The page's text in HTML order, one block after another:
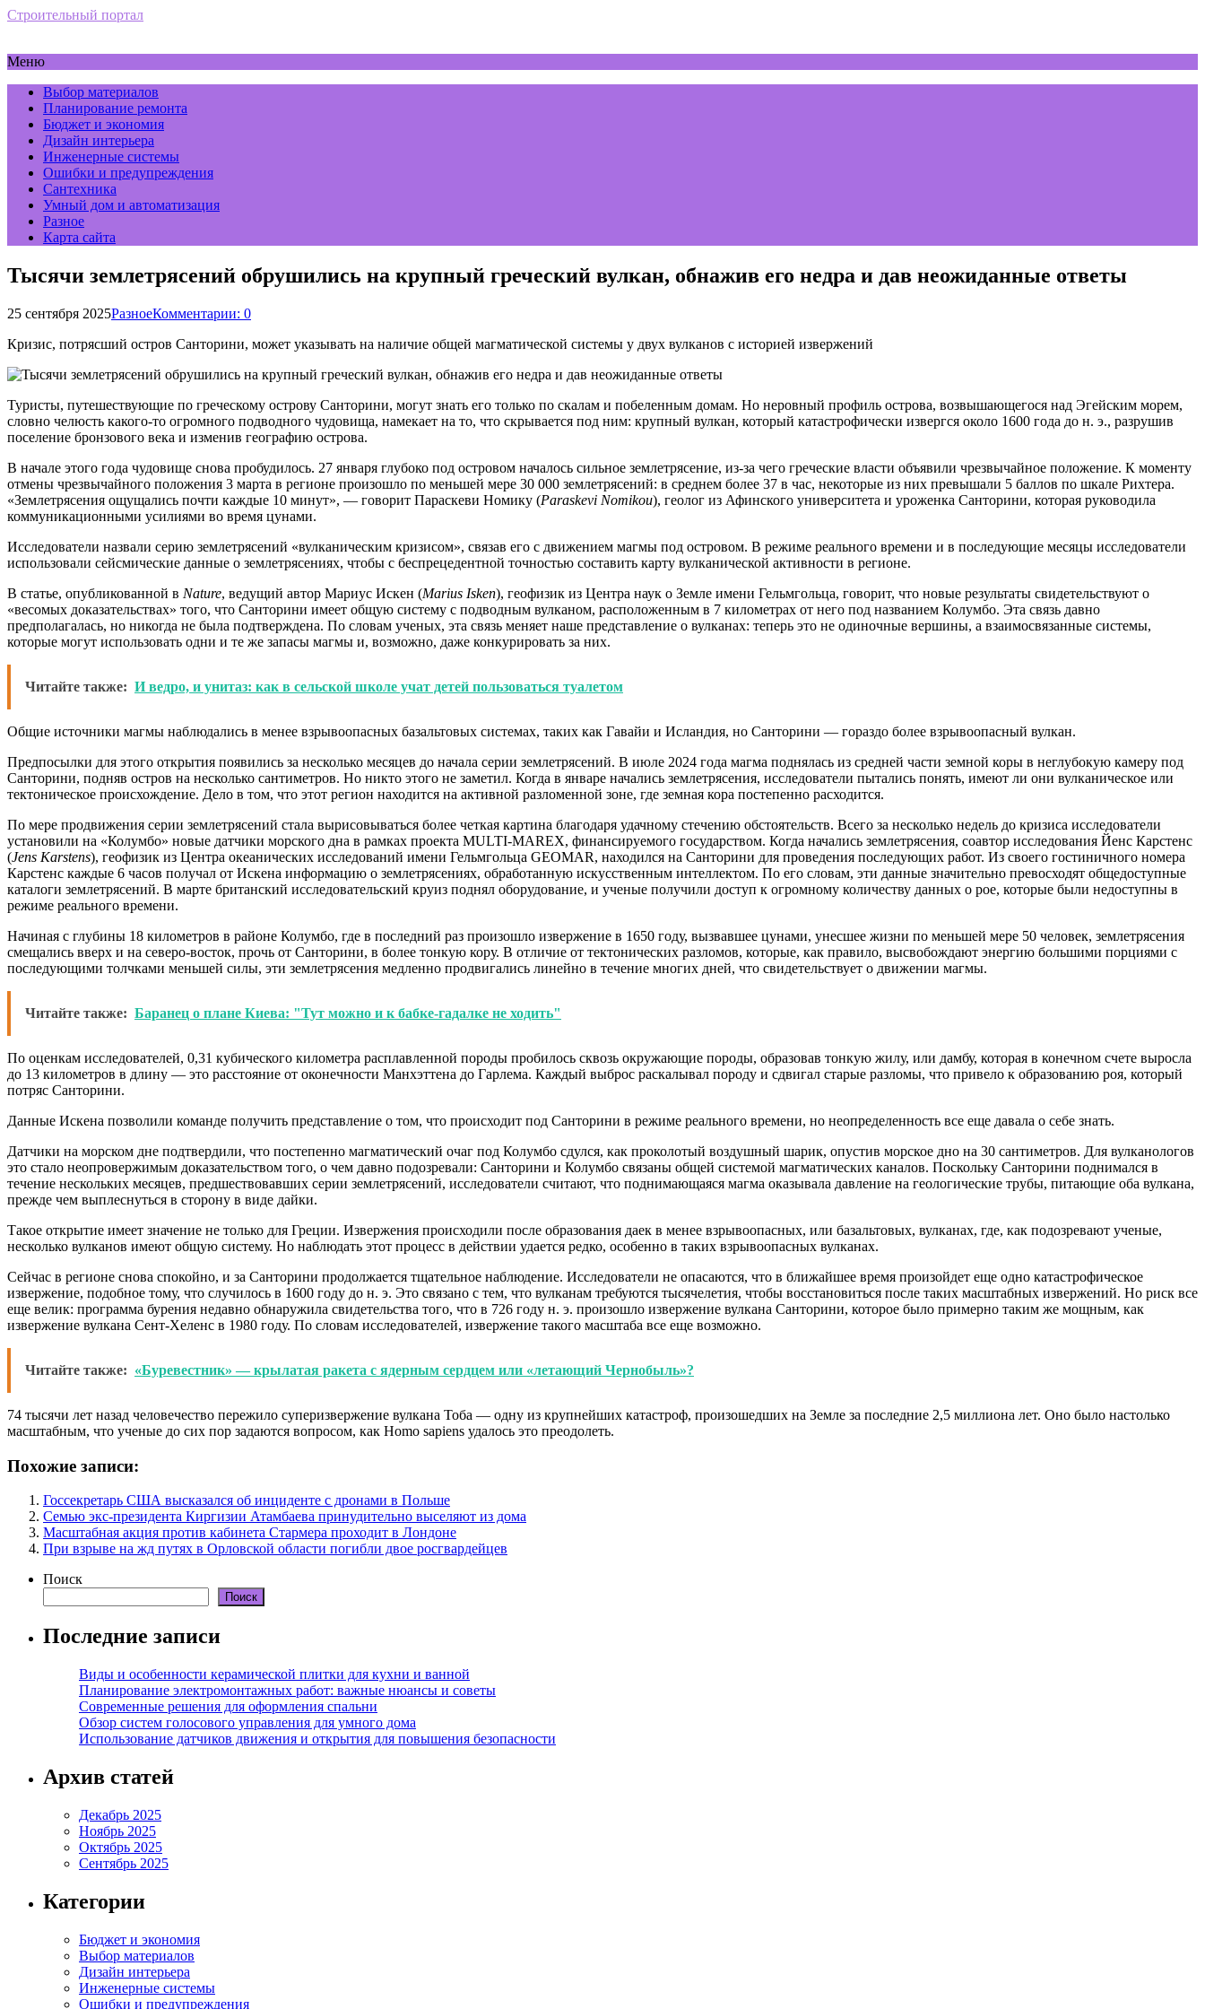
Строительный портал
Меню
Выбор материалов
Планирование ремонта
Бюджет и экономия
Дизайн интерьера
Инженерные системы
Ошибки и предупреждения
Сантехника
Умный дом и автоматизация
Разное
Карта сайта
Тысячи землетрясений обрушились на крупный греческий вулкан, обнажив его недра и дав неожиданные ответы
25 сентября 2025РазноеКомментарии: 0
Кризис, потрясший остров Санторини, может указывать на наличие общей магматической системы у двух вулканов с историей извержений
Туристы, путешествующие по греческому острову Санторини, могут знать его только по скалам и побеленным домам. Но неровный профиль острова, возвышающегося над Эгейским морем,
словно челюсть какого-то огромного подводного чудовища, намекает на то, что скрывается под ним: крупный вулкан, который катастрофически извергся около 1600 года до н. э., разрушив
поселение бронзового века и изменив географию острова.
В начале этого года чудовище снова пробудилось. 27 января глубоко под островом началось сильное землетрясение, из-за чего греческие власти объявили чрезвычайное положение. К моменту
отмены чрезвычайного положения 3 марта в регионе произошло по меньшей мере 30 000 землетрясений: в среднем более 37 в час, некоторые из них превышали 5 баллов по шкале Рихтера.
«Землетрясения ощущались почти каждые 10 минут», — говорит Параскеви Номику (Paraskevi Nomikou), геолог из Афинского университета и уроженка Санторини, которая руководила
коммуникационными усилиями во время цунами.
Исследователи назвали серию землетрясений «вулканическим кризисом», связав его с движением магмы под островом. В режиме реального времени и в последующие месяцы исследователи
использовали сейсмические данные о землетрясениях, чтобы с беспрецедентной точностью составить карту вулканической активности в регионе.
В статье, опубликованной в Nature, ведущий автор Мариус Искен (Marius Isken), геофизик из Центра наук о Земле имени Гельмгольца, говорит, что новые результаты свидетельствуют о
«весомых доказательствах» того, что Санторини имеет общую систему с подводным вулканом, расположенным в 7 километрах от него под названием Колумбо. Эта связь давно
предполагалась, но никогда не была подтверждена. По словам ученых, эта связь меняет наше представление о вулканах: теперь это не одиночные вершины, а взаимосвязанные системы,
которые могут использовать одни и те же запасы магмы и, возможно, даже конкурировать за них.
Читайте также: И ведро, и унитаз: как в сельской школе учат детей пользоваться туалетом
Общие источники магмы наблюдались в менее взрывоопасных базальтовых системах, таких как Гавайи и Исландия, но Санторини — гораздо более взрывоопасный вулкан.
Предпосылки для этого открытия появились за несколько месяцев до начала серии землетрясений. В июле 2024 года магма поднялась из средней части земной коры в неглубокую камеру под
Санторини, подняв остров на несколько сантиметров. Но никто этого не заметил. Когда в январе начались землетрясения, исследователи пытались понять, имеют ли они вулканическое или
тектоническое происхождение. Дело в том, что этот регион находится на активной разломенной зоне, где земная кора постепенно расходится.
По мере продвижения серии землетрясений стала вырисовываться более четкая картина благодаря удачному стечению обстоятельств. Всего за несколько недель до кризиса исследователи
установили на «Колумбо» новые датчики морского дна в рамках проекта MULTI-MAREX, финансируемого государством. Когда начались землетрясения, соавтор исследования Йенс Карстенс
(Jens Karstens), геофизик из Центра океанических исследований имени Гельмгольца GEOMAR, находился на Санторини для проведения последующих работ. Из своего гостиничного номера
Карстенс каждые 6 часов получал от Искена информацию о землетрясениях, обработанную искусственным интеллектом. По его словам, эти данные значительно превосходят общедоступные
каталоги землетрясений. В марте британский исследовательский круиз поднял оборудование, и ученые получили доступ к огромному количеству данных о рое, которые были недоступны в
режиме реального времени.
Начиная с глубины 18 километров в районе Колумбо, где в последний раз произошло извержение в 1650 году, вызвавшее цунами, унесшее жизни по меньшей мере 50 человек, землетрясения
смещались вверх и на северо-восток, прочь от Санторини, в более тонкую кору. В отличие от тектонических разломов, которые, как правило, высвобождают энергию большими порциями с
последующими толчками меньшей силы, эти землетрясения медленно продвигались линейно в течение многих дней, что свидетельствует о движении магмы.
Читайте также: Баранец о плане Киева: "Тут можно и к бабке-гадалке не ходить"
По оценкам исследователей, 0,31 кубического километра расплавленной породы пробилось сквозь окружающие породы, образовав тонкую жилу, или дамбу, которая в конечном счете выросла
до 13 километров в длину — это расстояние от оконечности Манхэттена до Гарлема. Каждый выброс раскалывал породу и сдвигал старые разломы, что привело к образованию роя, который
потряс Санторини.
Данные Искена позволили команде получить представление о том, что происходит под Санторини в режиме реального времени, но неопределенность все еще давала о себе знать.
Датчики на морском дне подтвердили, что постепенно магматический очаг под Колумбо сдулся, как проколотый воздушный шарик, опустив морское дно на 30 сантиметров. Для вулканологов
это стало неопровержимым доказательством того, о чем давно подозревали: Санторини и Колумбо связаны общей системой магматических каналов. Поскольку Санторини поднимался в
течение нескольких месяцев, предшествовавших серии землетрясений, исследователи считают, что поднимающаяся магма оказывала давление на геологические трубы, питающие оба вулкана,
прежде чем выплеснуться в сторону в виде дайки.
Такое открытие имеет значение не только для Греции. Извержения происходили после образования даек в менее взрывоопасных, или базальтовых, вулканах, где, как подозревают ученые,
несколько вулканов имеют общую систему. Но наблюдать этот процесс в действии удается редко, особенно в таких взрывоопасных вулканах.
Сейчас в регионе снова спокойно, и за Санторини продолжается тщательное наблюдение. Исследователи не опасаются, что в ближайшее время произойдет еще одно катастрофическое
извержение, подобное тому, что случилось в 1600 году до н. э. Это связано с тем, что вулканам требуются тысячелетия, чтобы восстановиться после таких масштабных извержений. Но риск все
еще велик: программа бурения недавно обнаружила свидетельства того, что в 726 году н. э. произошло извержение вулкана Санторини, которое было примерно таким же мощным, как
извержение вулкана Сент-Хеленс в 1980 году. По словам исследователей, извержение такого масштаба все еще возможно.
Читайте также: «Буревестник» — крылатая ракета с ядерным сердцем или «летающий Чернобыль»?
74 тысячи лет назад человечество пережило суперизвержение вулкана Тоба — одну из крупнейших катастроф, произошедших на Земле за последние 2,5 миллиона лет. Оно было настолько
масштабным, что ученые до сих пор задаются вопросом, как Homo sapiens удалось это преодолеть.
Похожие записи:
Госсекретарь США высказался об инциденте с дронами в Польше
Семью экс-президента Киргизии Атамбаева принудительно выселяют из дома
Масштабная акция против кабинета Стармера проходит в Лондоне
При взрыве на жд путях в Орловской области погибли двое росгвардейцев
Поиск
Поиск
Последние записи
Виды и особенности керамической плитки для кухни и ванной
Планирование электромонтажных работ: важные нюансы и советы
Современные решения для оформления спальни
Обзор систем голосового управления для умного дома
Использование датчиков движения и открытия для повышения безопасности
Архив статей
Декабрь 2025
Ноябрь 2025
Октябрь 2025
Сентябрь 2025
Категории
Бюджет и экономия
Выбор материалов
Дизайн интерьера
Инженерные системы
Ошибки и предупреждения